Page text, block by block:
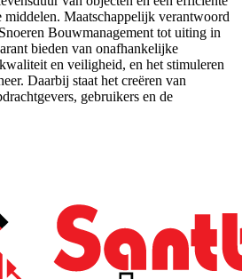
middelen. Maatschappelijk verantwoord
Bouwmanagement tot uiting in
bieden van onafhankelijke
en veiligheid, en het stimuleren
Daarbij staat het creëren van
gebruikers en de